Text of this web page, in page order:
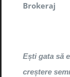
Brokeraj
Ești gata să
creștere